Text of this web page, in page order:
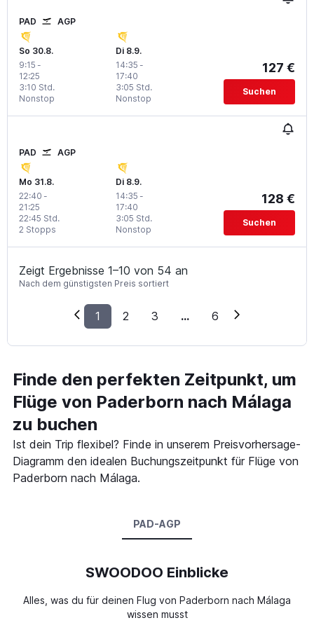
PAD AGP
So 30.8.
9:15 -
12:25
Nonstop
3:10 Std.
Di 8.9.
14:35 -
17:40
Nonstop
3:05 Std.
127 €
Suchen
PAD AGP
Mo 31.8.
22:40 -
21:25
2 Stopps
22:45 Std.
Di 8.9.
14:35 -
17:40
Nonstop
3:05 Std.
128 €
Suchen
Zeigt Ergebnisse 1–10 von 54 an
Nach dem günstigsten Preis sortiert
1 2 3 ... 6
Finde den perfekten Zeitpunkt, um
Flüge von Paderborn nach Málaga
zu buchen
Ist dein Trip flexibel? Finde in unserem Preisvorhersage-
Diagramm den idealen Buchungszeitpunkt für Flüge von
Paderborn nach Málaga.
PAD-AGP
SWOODOO Einblicke
Alles, was du für deinen Flug von Paderborn nach Málaga
wissen musst